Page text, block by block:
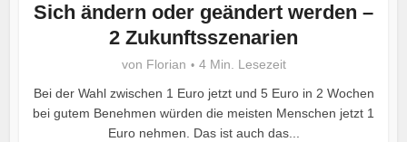
Sich ändern oder geändert werden –
2 Zukunftsszenarien
von Florian
4 Min. Lesezeit
Bei der Wahl zwischen 1 Euro jetzt und 5 Euro in 2 Wochen
bei gutem Benehmen würden die meisten Menschen jetzt 1
Euro nehmen. Das ist auch das...